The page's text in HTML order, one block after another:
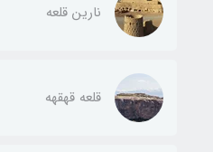
نارین قلعه
قلعه قهقهه